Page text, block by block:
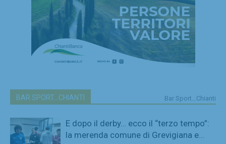
BAR SPORT...CHIANTI Bar Sport...Chianti
E dopo il derby… ecco il “terzo tempo”:
la merenda comune di Grevigiana e...